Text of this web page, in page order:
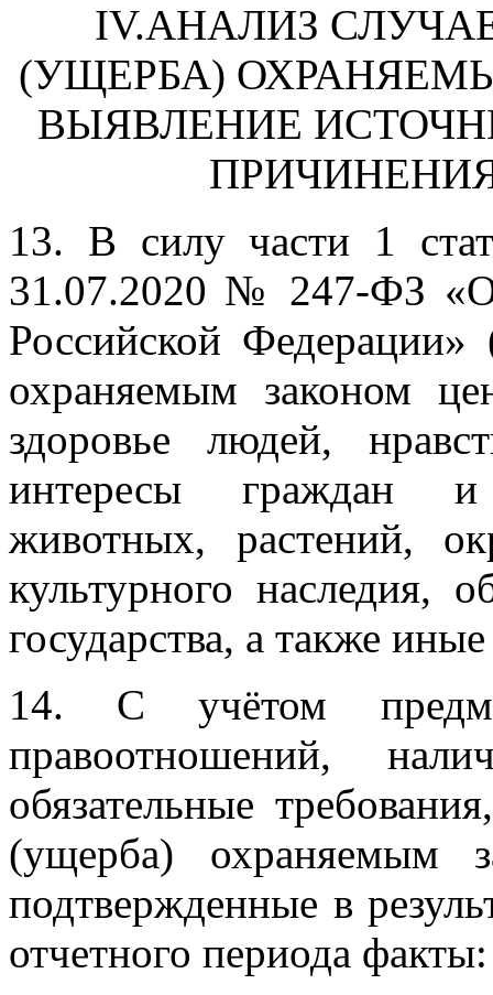
IV.АНАЛИЗ
(УЩЕРБА)
ВЫЯВЛЕНИЕ
13. В силу части 1
31.07.2020 № 247-ФЗ
Российской
охраняемым законом
здоровье людей,
интересы граждан и
животных, растений,
культурного наследия,
государства, а также
14. С учётом
правоотношений,
обязательные
(ущерба) охраняемым
подтвержденные в
отчетного периода факты: